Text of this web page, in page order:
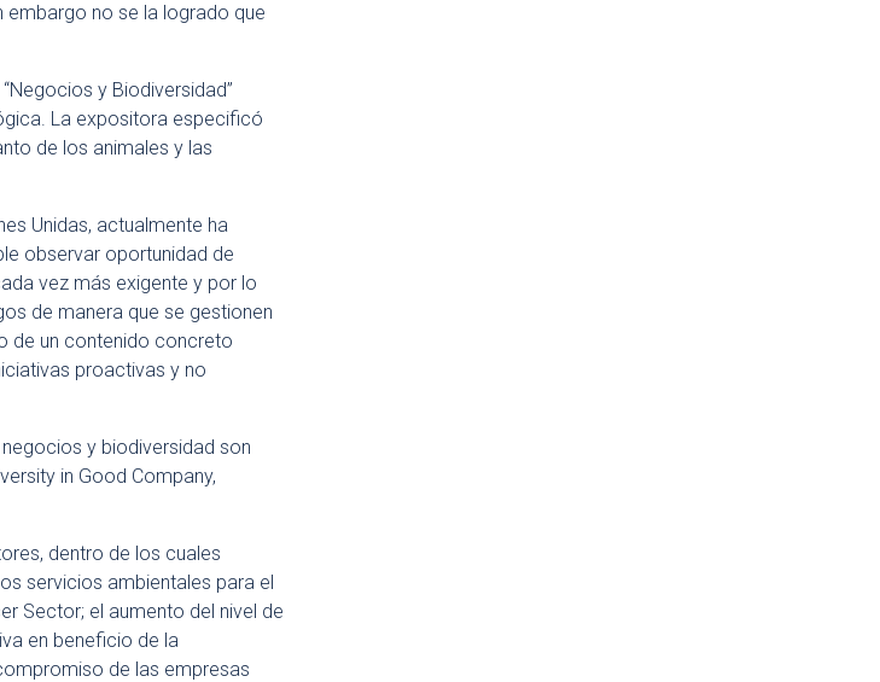
embargo no se la logrado que
y Biodiversidad”
La expositora especificó
de los animales y las
Unidas, actualmente ha
observar oportunidad de
vez más exigente y por lo
de manera que se gestionen
de un contenido concreto
proactivas y no
y biodiversidad son
in Good Company,
dentro de los cuales
servicios ambientales para el
Sector; el aumento del nivel de
en beneficio de la
de las empresas